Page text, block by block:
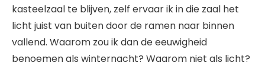
kasteelzaal te blijven, zelf ervaar ik in die zaal het
licht juist van buiten door de ramen naar binnen
vallend. Waarom zou ik dan de eeuwigheid
benoemen als winternacht? Waarom niet als licht?